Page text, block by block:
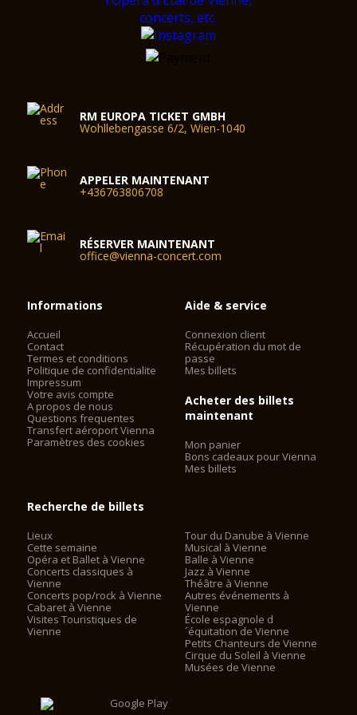
RM EUROPA TICKET GMBH
Wohllebengasse 6/2, Wien-1040
APPELER MAINTENANT
+436763806708
RÉSERVER MAINTENANT
office@vienna-concert.com
Informations
Accueil
Contact
Termes et conditions
Politique de confidentialite
Impressum
Votre avis compte
A propos de nous
Questions frequentes
Transfert aéroport Vienna
Paramètres des cookies
Aide & service
Connexion client
Récupération du mot de
passe
Mes billets
Acheter des billets
maintenant
Mon panier
Bons cadeaux pour Vienna
Mes billets
Recherche de billets
Lieux
Cette semaine
Opéra et Ballet à Vienne
Concerts classiques à
Vienne
Concerts pop/rock à Vienne
Cabaret à Vienne
Visites Touristiques de
Vienne
Tour du Danube à Vienne
Musical à Vienne
Balle à Vienne
Jazz à Vienne
Théâtre à Vienne
Autres événements à
Vienne
École espagnole d
´équitation de Vienne
Petits Chanteurs de Vienne
Cirque du Soleil à Vienne
Musées de Vienne